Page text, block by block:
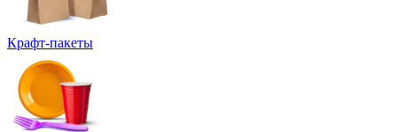
Крафт-пакеты